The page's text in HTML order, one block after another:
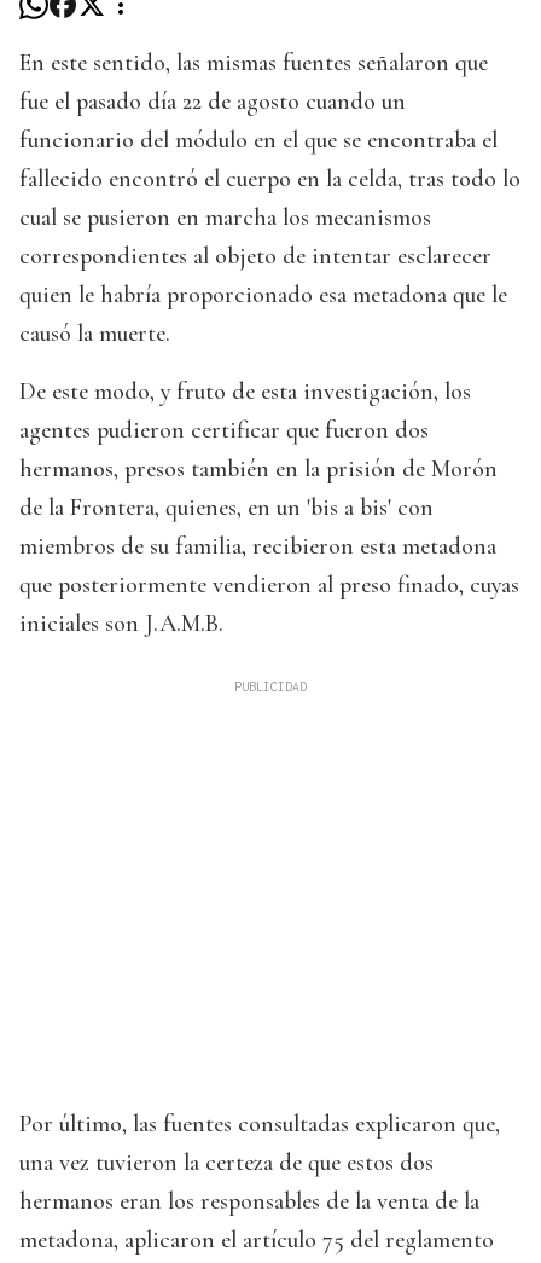
En este sentido, las mismas fuentes señalaron que
fue el pasado día 22 de agosto cuando un
funcionario del módulo en el que se encontraba el
fallecido encontró el cuerpo en la celda, tras todo lo
cual se pusieron en marcha los mecanismos
correspondientes al objeto de intentar esclarecer
quien le habría proporcionado esa metadona que le
causó la muerte.
De este modo, y fruto de esta investigación, los
agentes pudieron certificar que fueron dos
hermanos, presos también en la prisión de Morón
de la Frontera, quienes, en un 'bis a bis' con
miembros de su familia, recibieron esta metadona
que posteriormente vendieron al preso finado, cuyas
iniciales son J.A.M.B.
Por último, las fuentes consultadas explicaron que,
una vez tuvieron la certeza de que estos dos
hermanos eran los responsables de la venta de la
metadona, aplicaron el artículo 75 del reglamento